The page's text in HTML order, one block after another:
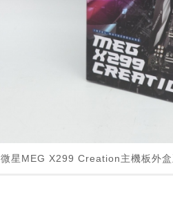
微星MEG X299 Creation主機板外